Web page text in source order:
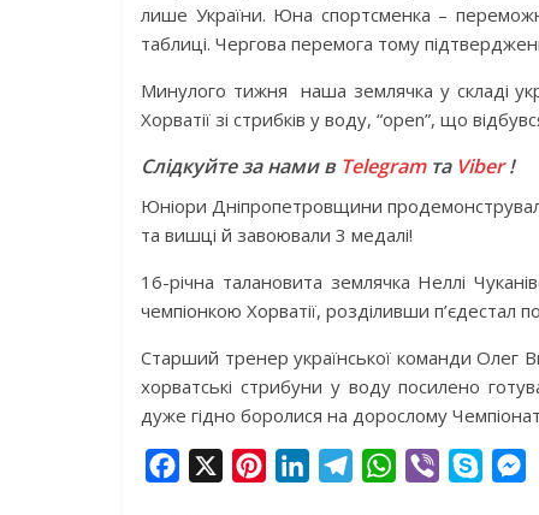
лише України. Юна спортсменка –
таблиці. Чергова перемога тому
Минулого тижня наша землячка у складі
Хорватії зі стрибків у воду, “open”, що
Слідкуйте за нами в Telegramта Viber!
Юніори Дніпропетровщини
та вишці й завоювали 3 медалі!
16-річна талановита землячка Неллі
чемпіонкою Хорватії, розділивши
Старший тренер української команди Олег
хорватські стрибуни у воду посилено
дуже гідно боролися на дорослому
W